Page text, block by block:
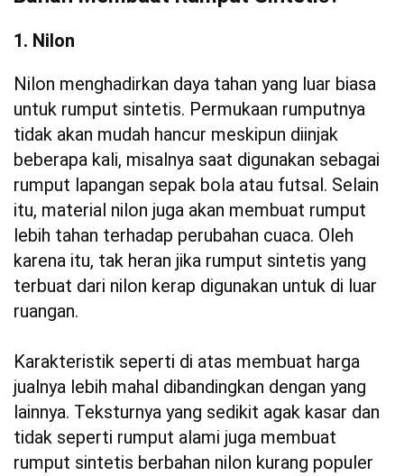
1. Nilon
Nilon menghadirkan daya tahan yang luar biasa
untuk rumput sintetis. Permukaan rumputnya
tidak akan mudah hancur meskipun diinjak
beberapa kali, misalnya saat digunakan sebagai
rumput lapangan sepak bola atau futsal. Selain
itu, material nilon juga akan membuat rumput
lebih tahan terhadap perubahan cuaca. Oleh
karena itu, tak heran jika rumput sintetis yang
terbuat dari nilon kerap digunakan untuk di luar
ruangan.
Karakteristik seperti di atas membuat harga
jualnya lebih mahal dibandingkan dengan yang
lainnya. Teksturnya yang sedikit agak kasar dan
tidak seperti rumput alami juga membuat
rumput sintetis berbahan nilon kurang populer